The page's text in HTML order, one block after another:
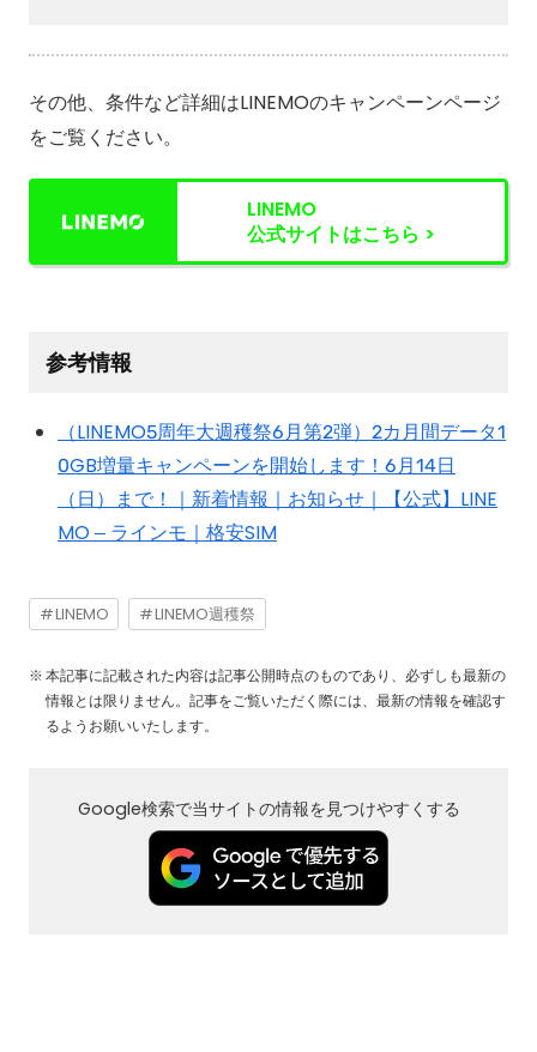
その他、条件など詳細はLINEMOのキャンペーンページ
をご覧ください。
LINEMO
公式サイトはこちら >
参考情報
（LINEMO5周年大週穫祭6月第2弾）2カ月間データ1
0GB増量キャンペーンを開始します！6月14日
（日）まで！｜新着情報｜お知らせ｜【公式】LINE
MO – ラインモ｜格安SIM
LINEMO LINEMO週穫祭
本記事に記載された内容は記事公開時点のものであり、必ずしも最新の
情報とは限りません。記事をご覧いただく際には、最新の情報を確認す
るようお願いいたします。
Google検索で当サイトの情報を見つけやすくする